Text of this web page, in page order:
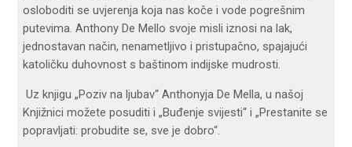
osloboditi se uvjerenja koja nas koče i vode pogrešnim
putevima. Anthony De Mello svoje misli iznosi na lak,
jednostavan način, nenametljivo i pristupačno, spajajući
katoličku duhovnost s baštinom indijske mudrosti.
Uz knjigu „Poziv na ljubav“ Anthonyja De Mella, u našoj
Knjižnici možete posuditi i „Buđenje svijesti“ i „Prestanite se
popravljati: probudite se, sve je dobro“.